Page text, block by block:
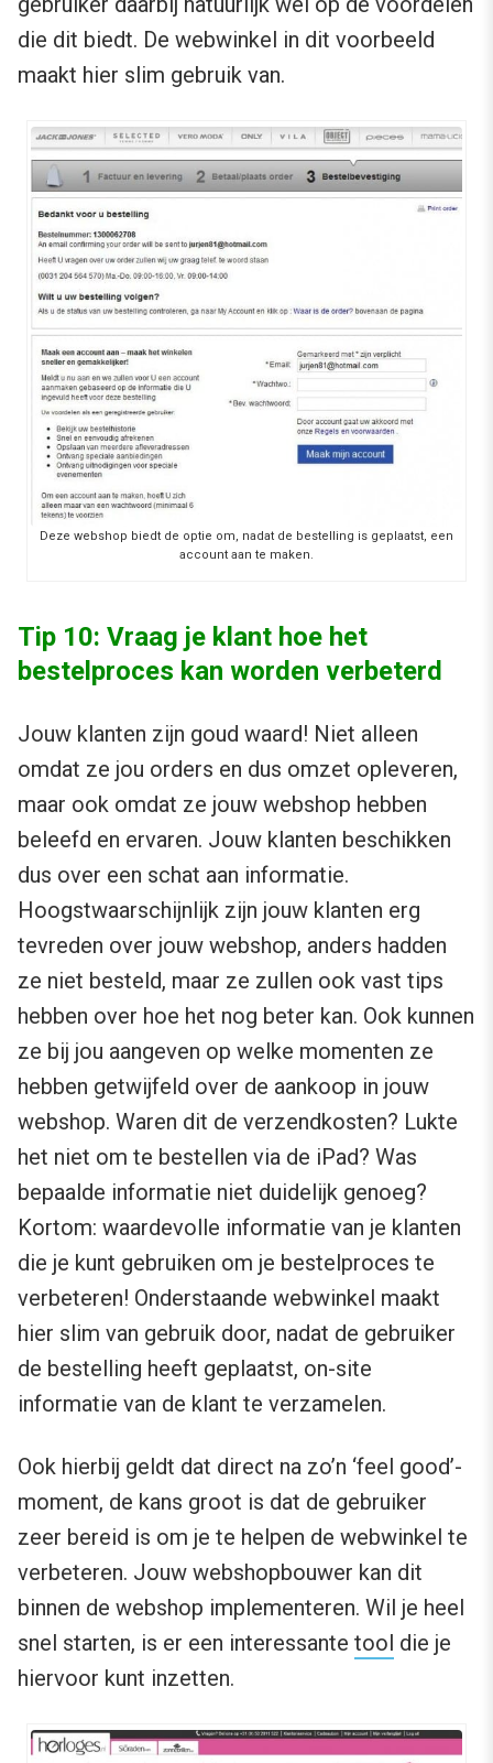
die dit biedt. De webwinkel in dit voorbeeld
maakt hier slim gebruik van.
Deze webshop biedt de optie om, nadat de bestelling is geplaatst, een
account aan te maken.
Tip 10: Vraag je klant hoe het
bestelproces kan worden verbeterd
Jouw klanten zijn goud waard! Niet alleen
omdat ze jou orders en dus omzet opleveren,
maar ook omdat ze jouw webshop hebben
beleefd en ervaren. Jouw klanten beschikken
dus over een schat aan informatie.
Hoogstwaarschijnlijk zijn jouw klanten erg
tevreden over jouw webshop, anders hadden
ze niet besteld, maar ze zullen ook vast tips
hebben over hoe het nog beter kan. Ook kunnen
ze bij jou aangeven op welke momenten ze
hebben getwijfeld over de aankoop in jouw
webshop. Waren dit de verzendkosten? Lukte
het niet om te bestellen via de iPad? Was
bepaalde informatie niet duidelijk genoeg?
Kortom: waardevolle informatie van je klanten
die je kunt gebruiken om je bestelproces te
verbeteren! Onderstaande webwinkel maakt
hier slim van gebruik door, nadat de gebruiker
de bestelling heeft geplaatst, on-site
informatie van de klant te verzamelen.
Ook hierbij geldt dat direct na zo’n ‘feel good’-
moment, de kans groot is dat de gebruiker
zeer bereid is om je te helpen de webwinkel te
verbeteren. Jouw webshopbouwer kan dit
binnen de webshop implementeren. Wil je heel
snel starten, is er een interessante tool die je
hiervoor kunt inzetten.